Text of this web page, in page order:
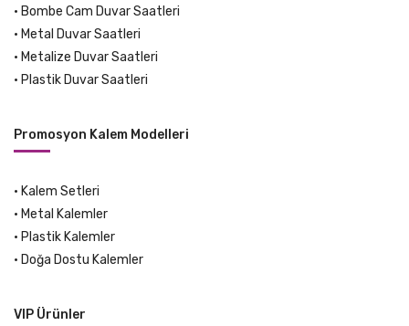
• Bombe Cam Duvar Saatleri
• Metal Duvar Saatleri
• Metalize Duvar Saatleri
• Plastik Duvar Saatleri
Promosyon Kalem Modelleri
• Kalem Setleri
• Metal Kalemler
• Plastik Kalemler
• Doğa Dostu Kalemler
VIP Ürünler